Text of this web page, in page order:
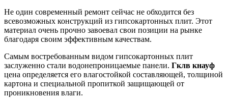
Не один современный ремонт сейчас не обходится без
всевозможных конструкций из гипсокартонных плит. Этот
материал очень прочно завоевал свои позиции на рынке
благодаря своим эффективным качествам.
Самым востребованным видом гипсокартонных плит
заслуженно стали водонепроницаемые панели. Гклв кнауф
цена определяется его влагостойкой составляющей, толщиной
картона и специальной пропиткой защищающей от
проникновения влаги.